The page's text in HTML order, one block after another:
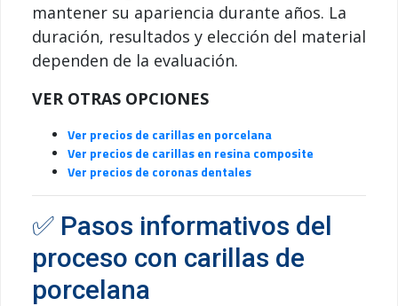
mantener su apariencia durante años. La
duración, resultados y elección del material
dependen de la evaluación.
VER OTRAS OPCIONES
Ver precios de carillas en porcelana
Ver precios de carillas en resina composite
Ver precios de coronas dentales
✅ Pasos informativos del
proceso con carillas de
porcelana